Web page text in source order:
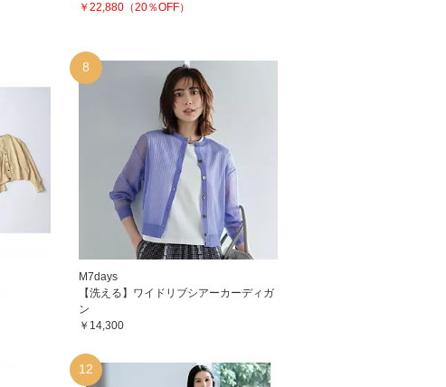
￥22,880（20％OFF）
8
M7days
【洗える】ワイドリブシアーカーディガ
ン
￥14,300
12